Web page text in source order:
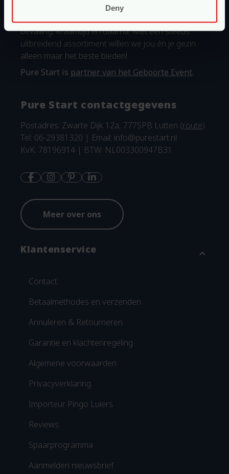
Deny
mogelijk! Niet alleen voor jou, maar ook voor je
kleintje! Pure producten voor jouw zwangerschap,
bevalling, kraamtijd en daarna. Met een steeds
uitbreidend assortiment willen we jou én je gezin
alleen maar het beste bieden!
Pure Start is partner van het Geboorte Event.
Pure Start contactgegevens
Postadres: Zwarte Dijk 12a, 7775PB Lutten (route)
Tel: 06-29381320 | Email: info@purestart.nl
KvK: 78196914 | BTW: NL003300947B31
Meer over ons
Klantenservice expand_more
Contact
Betaalmethodes en verzenden
Annuleren & Retourneren
Garantie en klachtenregeling
Algemene voorwaarden
Privacyverklaring
Importeur Pingo Luiers
Reviews
Spaarprogramma
Aanmelden nieuwsbrief